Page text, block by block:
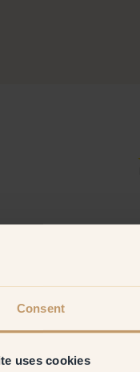
Consent
uses cookies